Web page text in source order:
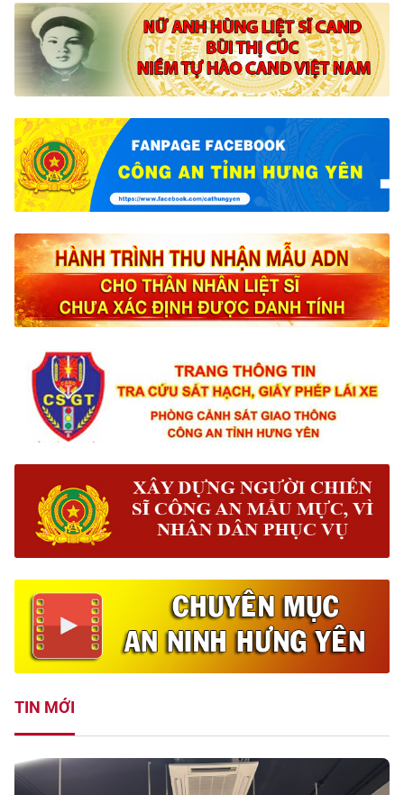
TIN MỚI